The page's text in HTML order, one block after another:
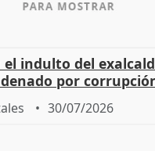
indulto del
por
30/07/2026